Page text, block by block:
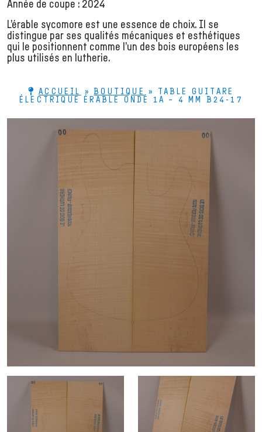
Année de coupe : 2024
L’érable sycomore est une essence de choix. Il se
distingue par ses qualités mécaniques et esthétiques
qui le positionnent comme l’un des bois européens les
plus utilisés en lutherie.
ACCUEIL »BOUTIQUE » TABLE GUITARE
ÉLECTRIQUE ÉRABLE ONDÉ 1A – 4 MM B24-17